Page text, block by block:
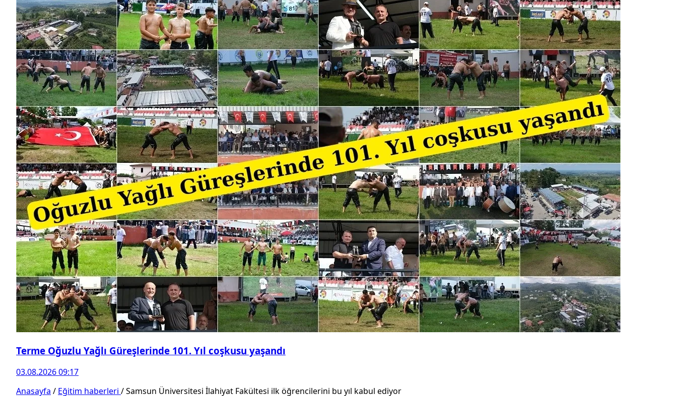
Terme Oğuzlu Yağlı Güreşlerinde 101. Yıl coşkusu yaşandı
03.08.2026 09:17
Anasayfa / Eğitim haberleri /Samsun Üniversitesi İlahiyat Fakültesi ilk öğrencilerini bu yıl kabul ediyor